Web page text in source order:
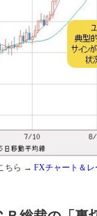
ちら → FXチャート＆レ